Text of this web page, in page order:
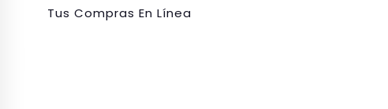
Tus Compras En Línea